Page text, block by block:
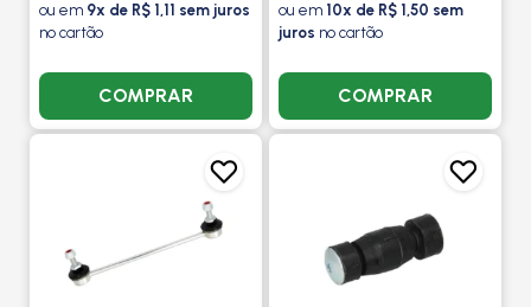
ou em 9x de R$ 1,11 sem juros
no cartão
COMPRAR
ou em 10x de R$ 1,50 sem
juros no cartão
COMPRAR